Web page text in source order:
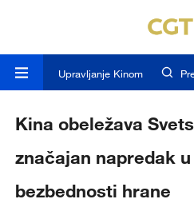
Upravljanje Kinom
Kina obeležava
značajan napredak
bezbednosti hrane